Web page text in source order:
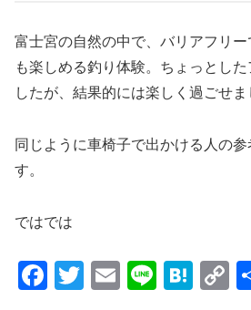
富士宮の自然の中で、バリアフリ
も楽しめる釣り体験。ちょっとし
したが、結果的には楽しく過ごせま
同じように車椅子で出かける人の
す。
ではでは
F
T
E
Li
H
C